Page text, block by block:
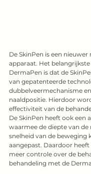
De SkinPen is een
apparaat. Het
DermaPen is dat de
van gepatenteerde
dubbelveermechanisme
naaldpositie. Hierdoor
effectiviteit van de
De SkinPen heeft ook een
waarmee de diepte van de
snelheid van de beweging
aangepast. Daardoor
meer controle over de
behandeling met de